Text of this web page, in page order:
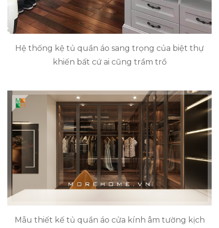
Hệ thống kệ tủ quần áo sang trọng của biệt thự
khiến bất cứ ai cũng trầm trồ
Mẫu thiết kế tủ quần áo cửa kính âm tường kịch